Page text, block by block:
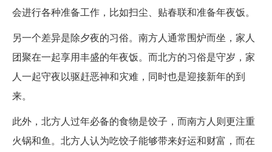
会进行各种准备工作，比如扫尘、贴春联和准备年夜饭。
另一个差异是除夕夜的习俗。南方人通常围炉而坐，家人
团聚在一起享用丰盛的年夜饭。而北方的习俗是守岁，家
人一起守夜以驱赶恶神和灾难，同时也是迎接新年的到
来。
此外，北方人过年必备的食物是饺子，而南方人则更注重
火锅和鱼。北方人认为吃饺子能够带来好运和财富，而在